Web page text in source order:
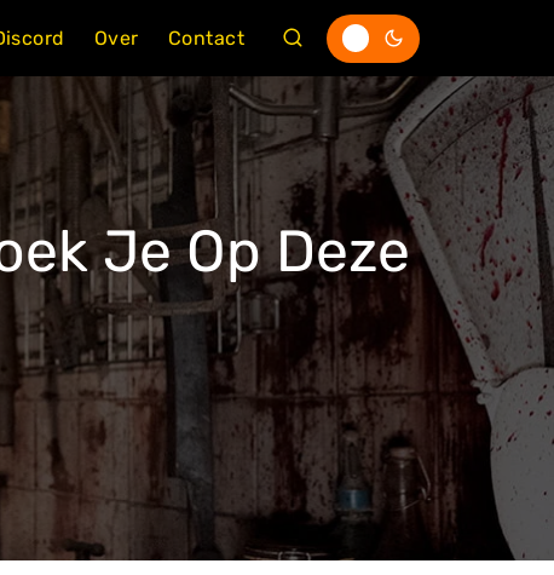
Over Contact
Je Op Deze